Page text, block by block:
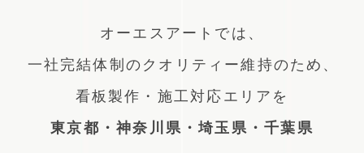
オーエスアートでは、
一社完結体制のクオリティー維持のため、
看板製作・施工対応エリアを
東京都・神奈川県・埼玉県・千葉県